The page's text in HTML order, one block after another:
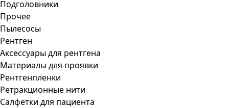
Подголовники
Прочее
Пылесосы
Рентген
Аксессуары для рентгена
Материалы для проявки
Рентгенпленки
Ретракционные нити
Салфетки для пациента